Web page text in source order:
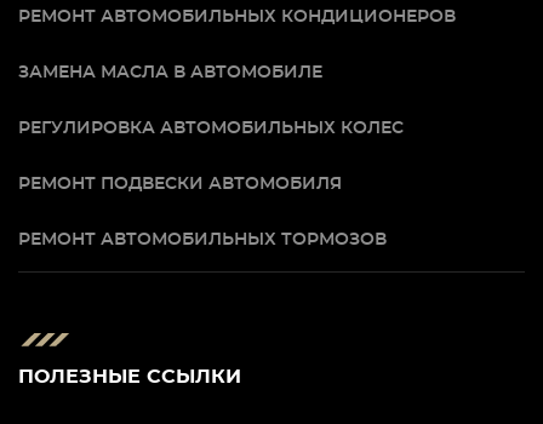
РЕМОНТ АВТОМОБИЛЬНЫХ КОНДИЦИОНЕРОВ
ЗАМЕНА МАСЛА В АВТОМОБИЛЕ
РЕГУЛИРОВКА АВТОМОБИЛЬНЫХ КОЛЕС
РЕМОНТ ПОДВЕСКИ АВТОМОБИЛЯ
РЕМОНТ АВТОМОБИЛЬНЫХ ТОРМОЗОВ
ПОЛЕЗНЫЕ ССЫЛКИ